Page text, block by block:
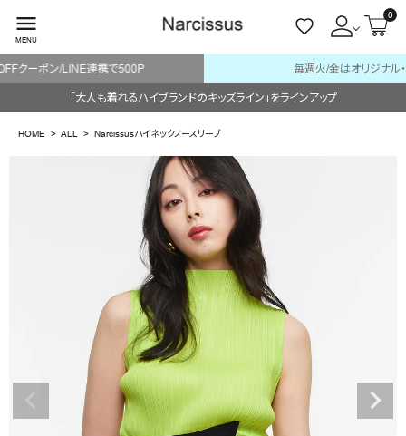
menu
MENU
0
ようこそ ゲスト 様
search
毎週火/金はオリジナル・木はブランド入荷販売日
「大人も着れるハイブランドのキッズライン」をラインアップ
HOME ALL Narcissusハイネックノースリーブ